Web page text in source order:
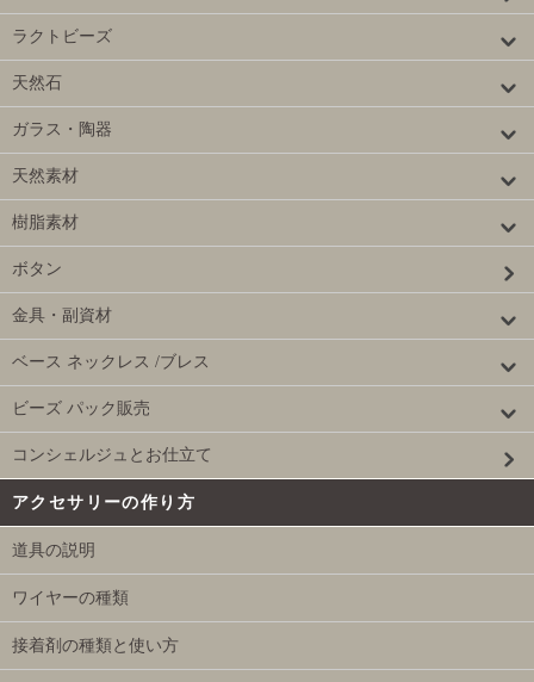
ラクトビーズ
天然石
ガラス・陶器
天然素材
樹脂素材
ボタン
金具・副資材
ベース ネックレス /ブレス
ビーズ パック販売
コンシェルジュとお仕立て
アクセサリーの作り方
道具の説明
ワイヤーの種類
接着剤の種類と使い方